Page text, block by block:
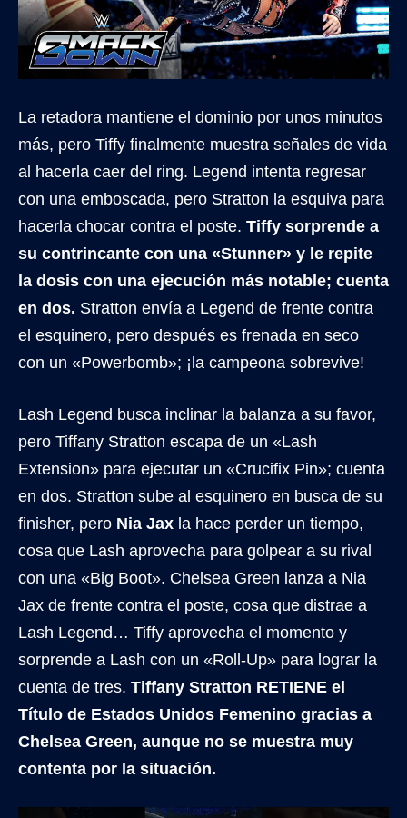
La retadora mantiene el dominio por unos minutos
más, pero Tiffy finalmente muestra señales de vida
al hacerla caer del ring. Legend intenta regresar
con una emboscada, pero Stratton la esquiva para
hacerla chocar contra el poste. Tiffy sorprende a
su contrincante con una «Stunner» y le repite
la dosis con una ejecución más notable; cuenta
en dos. Stratton envía a Legend de frente contra
el esquinero, pero después es frenada en seco
con un «Powerbomb»; ¡la campeona sobrevive!
Lash Legend busca inclinar la balanza a su favor,
pero Tiffany Stratton escapa de un «Lash
Extension» para ejecutar un «Crucifix Pin»; cuenta
en dos. Stratton sube al esquinero en busca de su
finisher, pero Nia Jax la hace perder un tiempo,
cosa que Lash aprovecha para golpear a su rival
con una «Big Boot». Chelsea Green lanza a Nia
Jax de frente contra el poste, cosa que distrae a
Lash Legend… Tiffy aprovecha el momento y
sorprende a Lash con un «Roll-Up» para lograr la
cuenta de tres. Tiffany Stratton RETIENE el
Título de Estados Unidos Femenino gracias a
Chelsea Green, aunque no se muestra muy
contenta por la situación.